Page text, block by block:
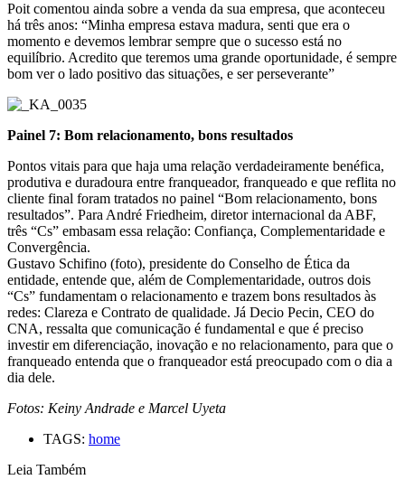
Poit comentou ainda sobre a venda da sua empresa, que aconteceu
há três anos: “Minha empresa estava madura, senti que era o
momento e devemos lembrar sempre que o sucesso está no
equilíbrio. Acredito que teremos uma grande oportunidade, é sempre
bom ver o lado positivo das situações, e ser perseverante”
Painel 7: Bom relacionamento, bons resultados
Pontos vitais para que haja uma relação verdadeiramente benéfica,
produtiva e duradoura entre franqueador, franqueado e que reflita no
cliente final foram tratados no painel “Bom relacionamento, bons
resultados”. Para André Friedheim, diretor internacional da ABF,
três “Cs” embasam essa relação: Confiança, Complementaridade e
Convergência.
Gustavo Schifino (foto), presidente do Conselho de Ética da
entidade, entende que, além de Complementaridade, outros dois
“Cs” fundamentam o relacionamento e trazem bons resultados às
redes: Clareza e Contrato de qualidade. Já Decio Pecin, CEO do
CNA, ressalta que comunicação é fundamental e que é preciso
investir em diferenciação, inovação e no relacionamento, para que o
franqueado entenda que o franqueador está preocupado com o dia a
dia dele.
Fotos: Keiny Andrade e Marcel Uyeta
TAGS: home
Leia Também